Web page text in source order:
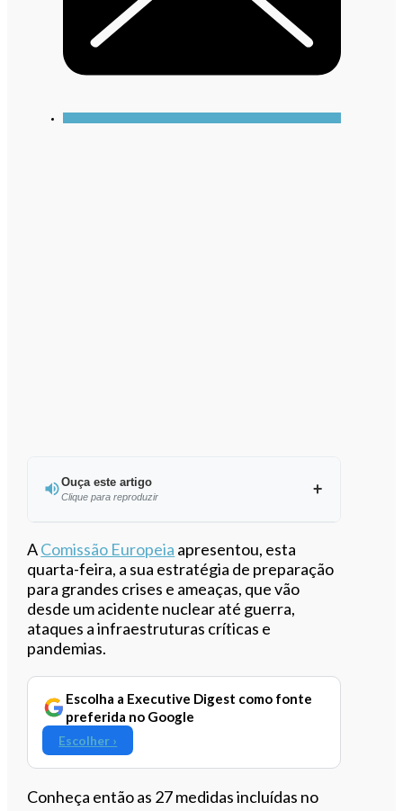
Ouça este artigo
Clique para reproduzir
Ouvir este artigo
AComissão Europeia apresentou, esta
quarta-feira, a sua estratégia de preparação
para grandes crises e ameaças, que vão
desde um acidente nuclear até guerra,
ataques a infraestruturas críticas e
pandemias.
Escolha a Executive Digest como fonte
preferida no Google
Escolher ›
Conheça então as 27 medidas incluídas no